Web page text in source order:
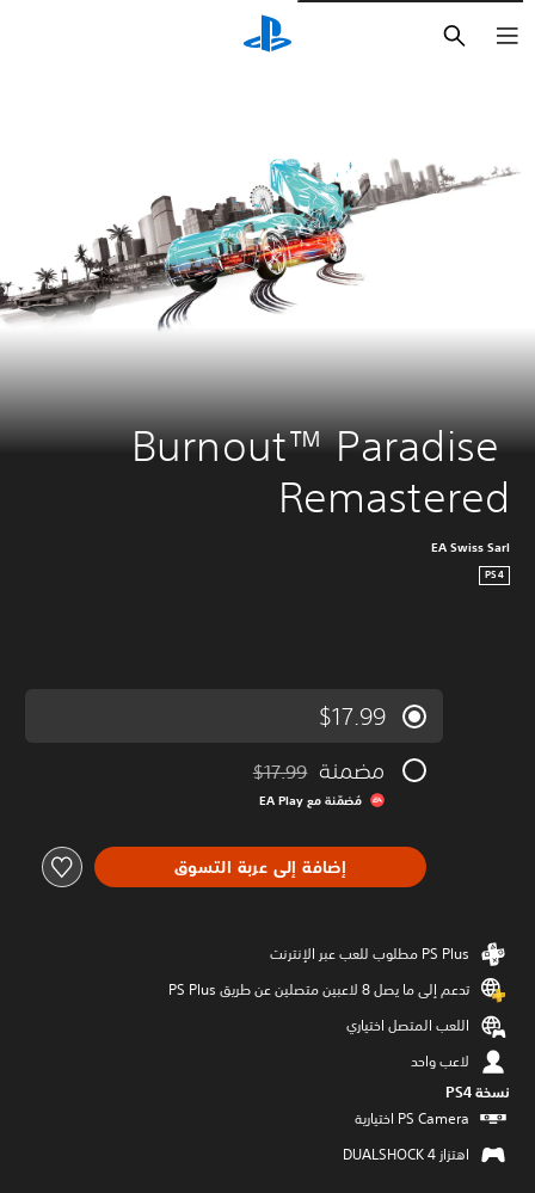
Burnout™ Paradise
Remastered
EA Swiss Sarl
PS4
$17.99
مضمنة مخصوم من السعر الأصلي البالغ $17.99‏
$17.99
مُضمّنة مع EA Play‏
إضافة إلى عربة التسوق
تدعم إلى ما يصل 8 لاعبين متصلين عن طريق PS Plus‏
اللعب المتصل اختياري
لاعب واحد
نسخة PS4‏
اهتزاز DUALSHOCK 4‏